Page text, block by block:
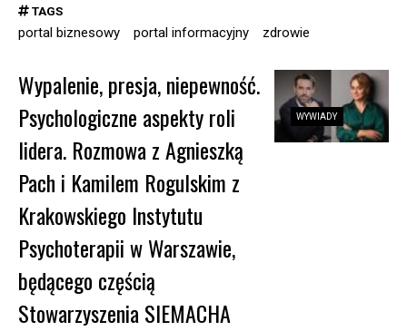
TAGS
portal biznesowy portal informacyjny zdrowie
WYWIADY
Wypalenie, presja, niepewność.
Psychologiczne aspekty roli
lidera. Rozmowa z Agnieszką
Pach i Kamilem Rogulskim z
Krakowskiego Instytutu
Psychoterapii w Warszawie,
będącego częścią
Stowarzyszenia SIEMACHA